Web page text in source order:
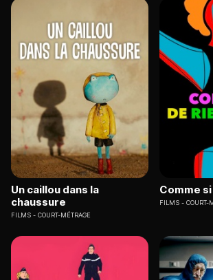
Un caillou dans la
chaussure
FILMS COURT-MÉTRAGE
Comme
FILMS COURT-